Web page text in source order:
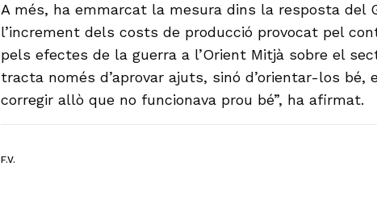
A més, ha emmarcat la mesura dins la resposta del
l’increment dels costs de producció provocat pel
pels efectes de la guerra a l’Orient Mitjà sobre el
tracta només d’aprovar ajuts, sinó d’orientar-los bé,
corregir allò que no funcionava prou bé”, ha afirmat.
F.V.